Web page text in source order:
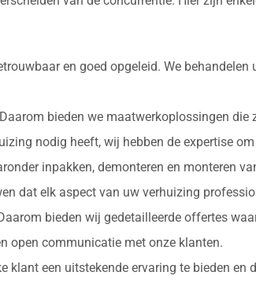
en goed opgeleid. We
bieden we maatwerkoplossingen
nodig heeft, wij hebben de expertise
inpakken, demonteren en monteren
dat elk aspect van uw verhuizing
bieden wij gedetailleerde offertes
open communicatie met onze klanten.
klant een uitstekende ervaring te bieden